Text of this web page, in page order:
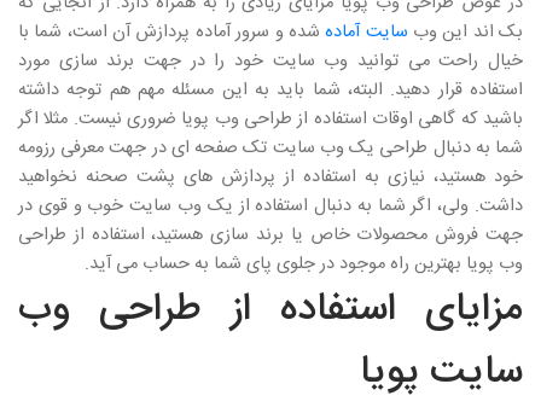
بک اند این وب سایت آمادهشده و سرور آماده پردازش آن است، شما با
خیال راحت می توانید وب سایت خود را در جهت برند سازی مورد
استفاده قرار دهید. البته، شما باید به این مسئله مهم هم توجه داشته
باشید که گاهی اوقات استفاده از طراحی وب پویا ضروری نیست. مثلا اگر
شما به دنبال طراحی یک وب سایت تک صفحه ای در جهت معرفی رزومه
خود هستید، نیازی به استفاده از پردازش های پشت صحنه نخواهید
داشت. ولی، اگر شما به دنبال استفاده از یک وب سایت خوب و قوی در
جهت فروش محصولات خاص یا برند سازی هستید، استفاده از طراحی
وب پویا بهترین راه موجود در جلوی پای شما به حساب می آید.
مزایای استفاده از طراحی وب
سایت پویا